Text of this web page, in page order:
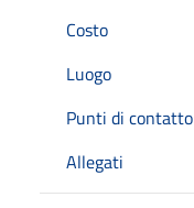
Costo
Luogo
Punti di contatto
Allegati